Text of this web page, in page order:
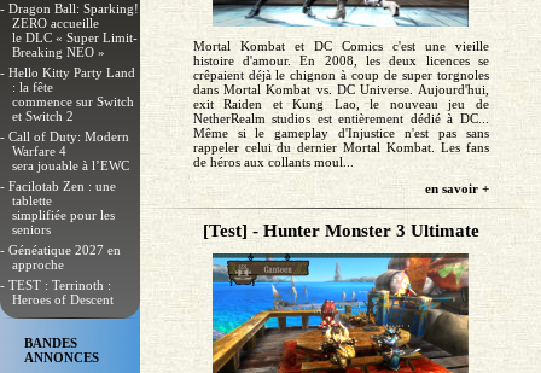
- Dragon Ball: Sparking!
ZERO accueille
le DLC « Super Limit-
Breaking NEO »
- Hello Kitty Party Land
: la fête
commence sur Switch
et Switch 2
- Call of Duty: Modern
Warfare 4
sera jouable à l’EWC
- Facilotab Zen : une
tablette
simplifiée pour les
seniors
- Généatique 2027 en
approche
- TEST : Terrinoth :
Heroes of Descent
BANDES
ANNONCES
Mortal Kombat et DC Comics c'est une vieille
histoire d'amour. En 2008, les deux licences se
crêpaient déjà le chignon à coup de super torgnoles
dans Mortal Kombat vs. DC Universe. Aujourd'hui,
exit Raiden et Kung Lao, le nouveau jeu de
NetherRealm studios est entièrement dédié à DC...
Même si le gameplay d'Injustice n'est pas sans
rappeler celui du dernier Mortal Kombat. Les fans
de héros aux collants moul...
en savoir +
[Test] - Hunter Monster 3 Ultimate